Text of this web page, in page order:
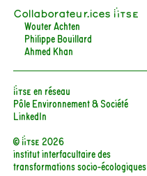
Collaborateur.ices iiTSE
Wouter Achten
Philippe Bouillard
Ahmed Khan
iiTSE en réseau
Pôle Environnement & Société
LinkedIn
© iitse 2026
institut interfacultaire des
transformations socio-écologiques